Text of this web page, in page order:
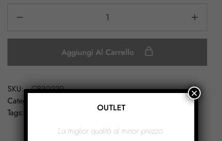
Aggiungi Al Carrello
SKU:
CR30229
Categorie:
Tags:
,colbaccoecopelliccia
OUTLET
La miglior qualità al minor prezzo.
×